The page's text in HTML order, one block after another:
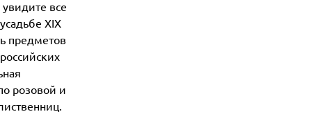
все
XIX
предметов
розовой и